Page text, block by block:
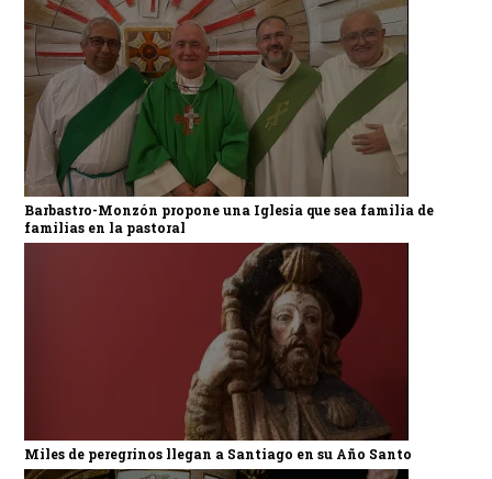
Barbastro-Monzón propone una Iglesia que sea familia de
familias en la pastoral
Miles de peregrinos llegan a Santiago en su Año Santo